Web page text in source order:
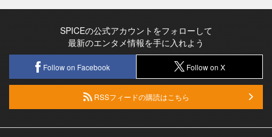
SPICEの公式アカウントをフォローして
最新のエンタメ情報を手に入れよう
Follow on Facebook Follow on X
RSSフィードの購読はこちら